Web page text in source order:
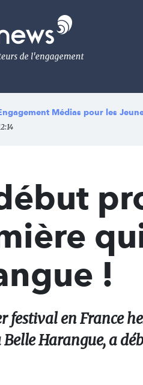
Médias pour les
!
festival en France
Harangue, a